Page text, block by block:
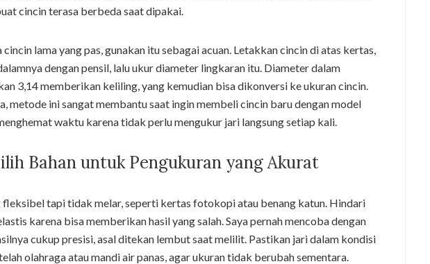
cincin terasa berbeda saat dipakai.
cincin lama yang pas, gunakan itu sebagai acuan. Letakkan cincin di atas kertas,
dengan pensil, lalu ukur diameter lingkaran itu. Diameter dalam
3,14 memberikan keliling, yang kemudian bisa dikonversi ke ukuran cincin.
metode ini sangat membantu saat ingin membeli cincin baru dengan model
waktu karena tidak perlu mengukur jari langsung setiap kali.
Bahan untuk Pengukuran yang Akurat
fleksibel tapi tidak melar, seperti kertas fotokopi atau benang katun. Hindari
karena bisa memberikan hasil yang salah. Saya pernah mencoba dengan
cukup presisi, asal ditekan lembut saat melilit. Pastikan jari dalam kondisi
olahraga atau mandi air panas, agar ukuran tidak berubah sementara.